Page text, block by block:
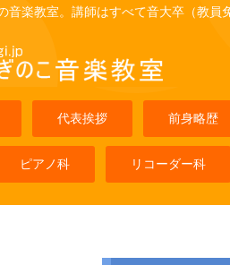
音楽教室。講師はすべて音大卒（教員
代表挨拶 前身略歴
ピアノ科 リコーダー科